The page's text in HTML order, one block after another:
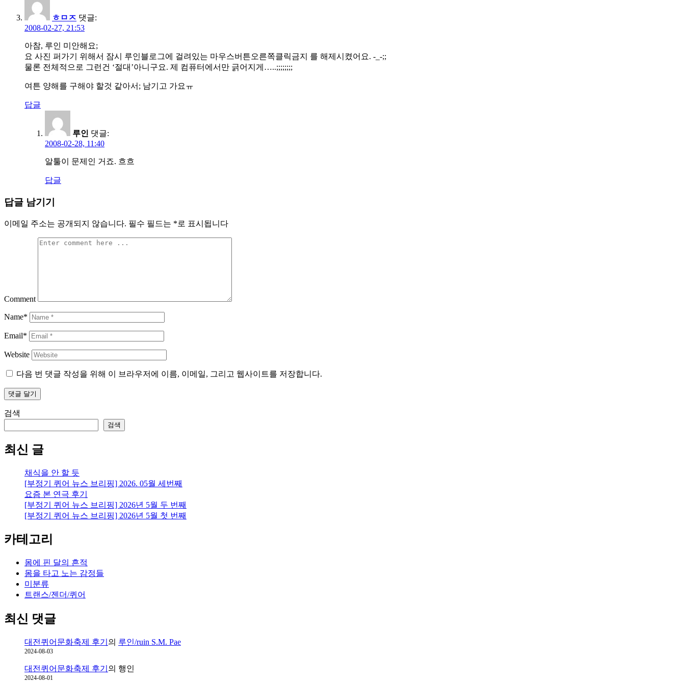
ㅎㅁㅈ 댓글:
2008-02-27, 21:53
아참, 루인 미안해요;
요 사진 퍼가기 위해서 잠시 루인블로그에 걸려있는 마우스버튼오른쪽클릭금지 를 해제시켰어요. -_-;;
물론 전체적으로 그런건 ‘절대’아니구요. 제 컴퓨터에서만 긁어지게…..;;;;;;;;
여튼 양해를 구해야 할것 같아서; 남기고 가요ㅠ
답글
루인 댓글:
2008-02-28, 11:40
알툴이 문제인 거죠. 흐흐
답글
답글 남기기
이메일 주소는 공개되지 않습니다. 필수 필드는 *로 표시됩니다
Comment
Name*
Email*
Website
다음 번 댓글 작성을 위해 이 브라우저에 이름, 이메일, 그리고 웹사이트를 저장합니다.
검색
검색
최신 글
채식을 안 할 듯
[부정기 퀴어 뉴스 브리핑] 2026. 05월 세번째
요즘 본 연극 후기
[부정기 퀴어 뉴스 브리핑] 2026년 5월 두 번째
[부정기 퀴어 뉴스 브리핑] 2026년 5월 첫 번째
카테고리
몸에 핀 달의 흔적
몸을 타고 노는 감정들
미분류
트랜스/젠더/퀴어
최신 댓글
대전퀴어문화축제 후기 의 루인/ruin S.M. Pae
2024-08-03
대전퀴어문화축제 후기 의 행인
2024-08-01